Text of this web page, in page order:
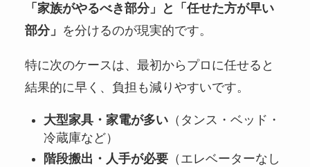
「家族がやるべき部分」と「任せた方が早い
部分」 を分けるのが現実的です。
特に次のケースは、最初からプロに任せると
結果的に早く、負担も減りやすいです。
大型家具・家電が多い（タンス・ベッド・
冷蔵庫など）
階段搬出・人手が必要（エレベーターなし